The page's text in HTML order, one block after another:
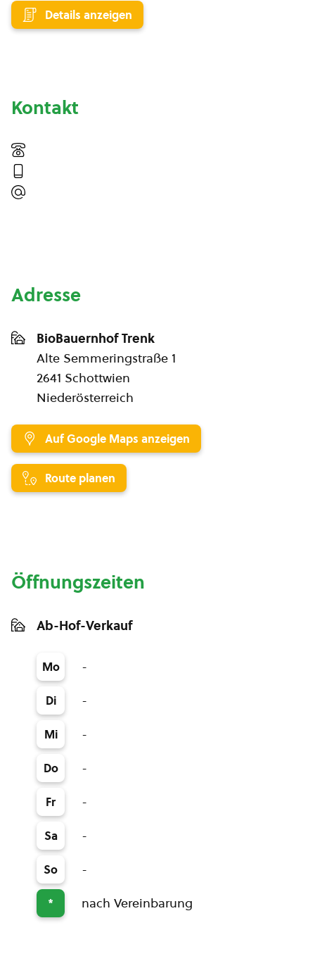
Details anzeigen
Kontakt
Adresse
BioBauernhof Trenk
Alte Semmeringstraße 1
2641 Schottwien
Niederösterreich
Auf Google Maps anzeigen
Route planen
Öffnungszeiten
Ab-Hof-Verkauf
Mo -
Di -
Mi -
Do -
Fr -
Sa -
So -
* nach Vereinbarung